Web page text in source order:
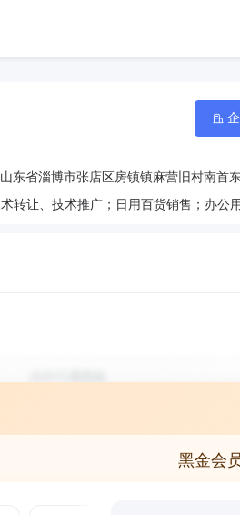
山东省淄博市张店区房镇镇麻营旧村南首
黑金会